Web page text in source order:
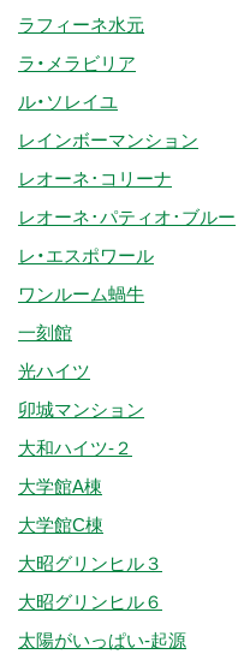
ラフィーネ水元
ラ・メラビリア
ル・ソレイユ
レインボーマンション
レオーネ･コリーナ
レオーネ･パティオ･ブルー
レ・エスポワール
ワンルーム蝸牛
一刻館
光ハイツ
卯城マンション
大和ハイツ-２
大学館A棟
大学館C棟
大昭グリンヒル３
大昭グリンヒル６
太陽がいっぱい-起源